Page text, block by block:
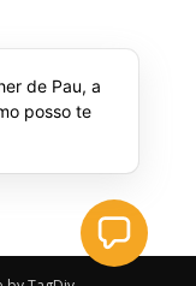
de Pau, a
posso te